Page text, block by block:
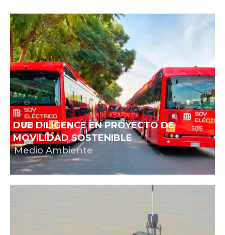
DUE DILIGENCE EN PROYECTO DE
MOVILIDAD SOSTENIBLE
Medio Ambiente